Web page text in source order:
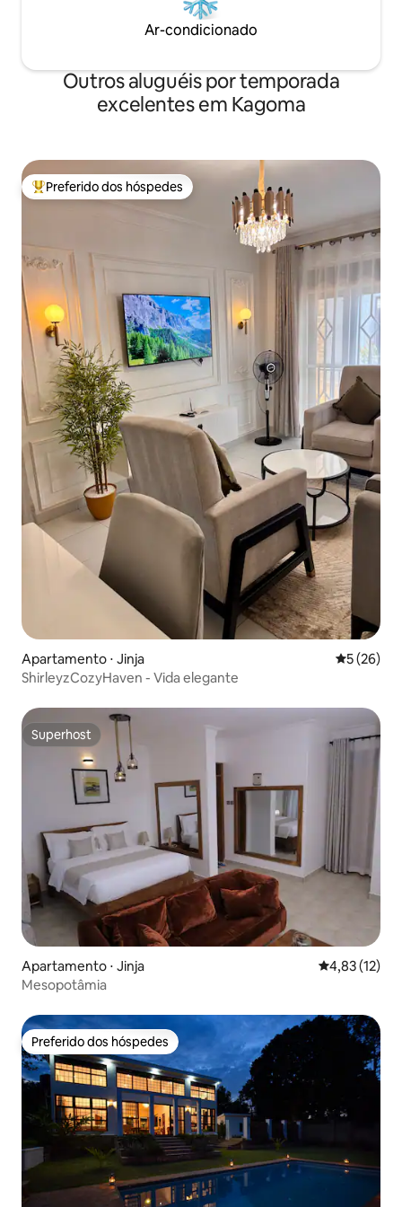
Ar-condicionado
Outros aluguéis por temporada
excelentes em Kagoma
Entre os melhores preferidos dos hóspedes
Preferido dos hóspedes
Apartamento ⋅ Jinja 5 de uma
5 (26)
ShirleyzCozyHaven - Vida elegante
Superhost
Superhost
Apartamento ⋅ Jinja 4,83 de uma
4,83 (12)
Mesopotâmia
Preferido dos hóspedes
Preferido dos hóspedes